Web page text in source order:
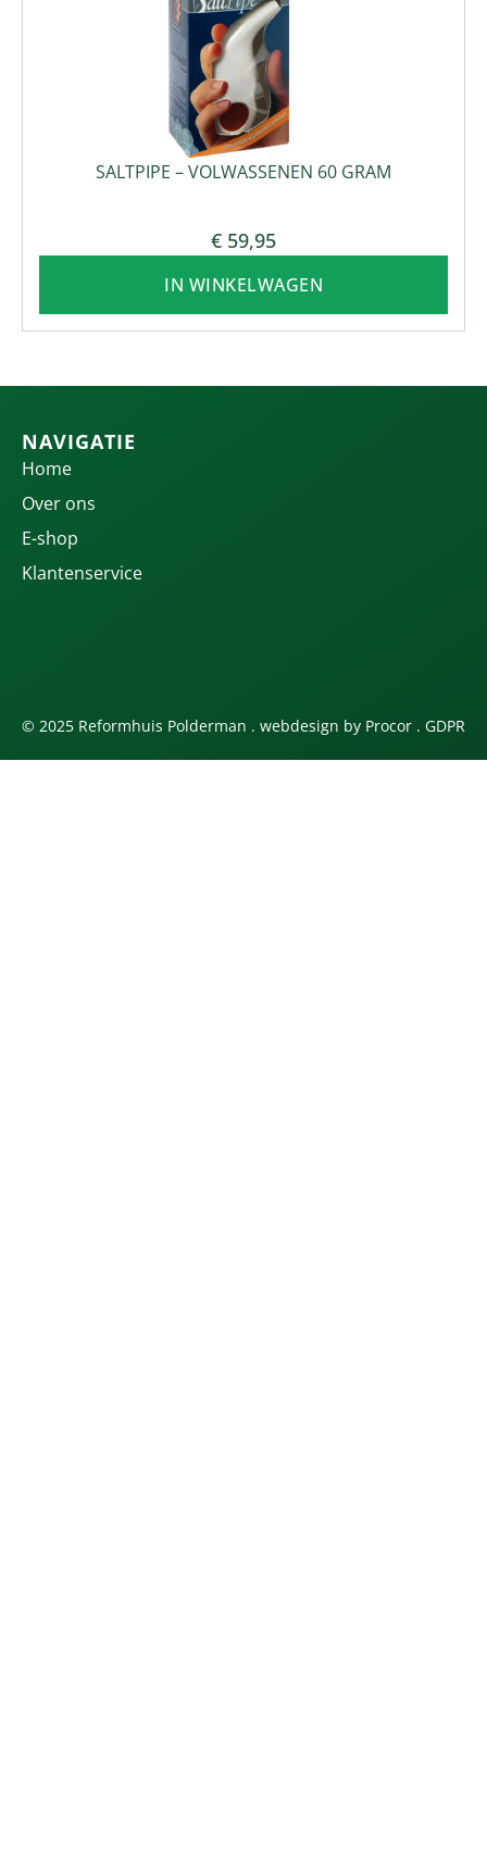
SALTPIPE – VOLWASSENEN 60 GRAM
€ 59,95
IN WINKELWAGEN
NAVIGATIE
Home
Over ons
E-shop
Klantenservice
© 2025 Reformhuis Polderman . webdesign by Procor . GDPR